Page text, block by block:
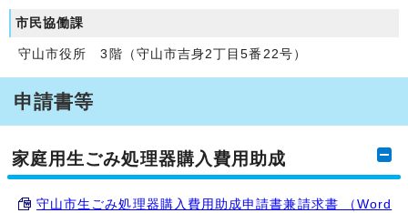
市民協働課
守山市役所 3階（守山市吉身2丁目5番22号）
申請書等
家庭用生ごみ処理器購入費用助成
守山市生ごみ処理器購入費用助成申請書兼請求書 （Word